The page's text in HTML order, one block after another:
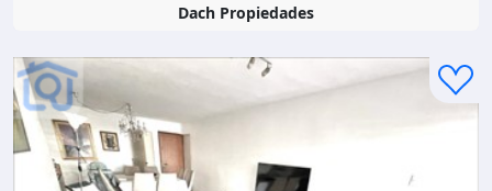
Dach Propiedades